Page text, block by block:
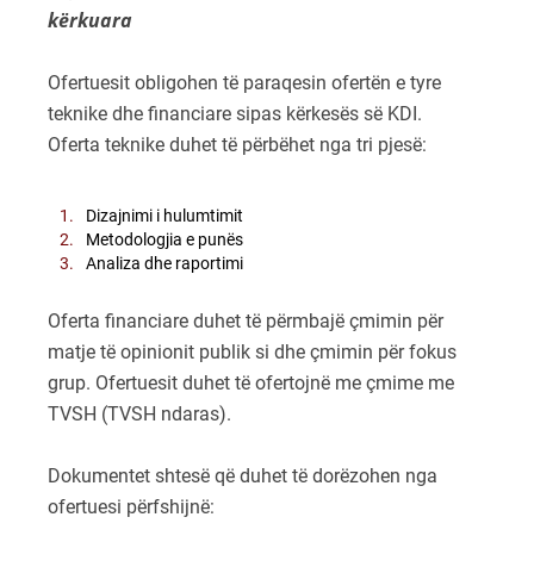
kërkuara
Ofertuesit obligohen të paraqesin ofertën e tyre
teknike dhe financiare sipas kërkesës së KDI.
Oferta teknike duhet të përbëhet nga tri pjesë:
Dizajnimi i hulumtimit
Metodologjia e punës
Analiza dhe raportimi
Oferta financiare duhet të përmbajë çmimin për
matje të opinionit publik si dhe çmimin për fokus
grup. Ofertuesit duhet të ofertojnë me çmime me
TVSH (TVSH ndaras).
Dokumentet shtesë që duhet të dorëzohen nga
ofertuesi përfshijnë: